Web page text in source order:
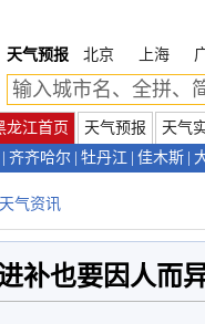
天气预报
北京 上海
龙江首页 天气预报 天气
齐齐哈尔 牡丹江 佳木斯
天气资讯
补也要因人而